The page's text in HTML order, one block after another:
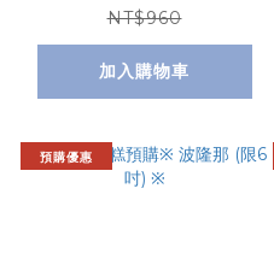
NT$960
加入購物車
預購優惠